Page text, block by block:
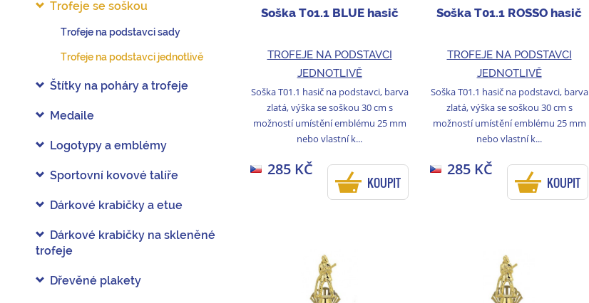
Trofeje se soškou
Trofeje na podstavci sady
Trofeje na podstavci jednotlivě
Štítky na poháry a trofeje
Medaile
Logotypy a emblémy
Sportovní kovové talíře
Dárkové krabičky a etue
Dárkové krabičky na skleněné
trofeje
Dřevěné plakety
Soška T01.1 BLUE hasič
TROFEJE NA PODSTAVCI
JEDNOTLIVĚ
Soška T01.1 hasič na podstavci, barva
zlatá, výška se soškou 30 cm s
možností umístění emblému 25 mm
nebo vlastní k...
285 KČ
KOUPIT
Soška T01.1 ROSSO hasič
TROFEJE NA PODSTAVCI
JEDNOTLIVĚ
Soška T01.1 hasič na podstavci, barva
zlatá, výška se soškou 30 cm s
možností umístění emblému 25 mm
nebo vlastní k...
285 KČ
KOUPIT